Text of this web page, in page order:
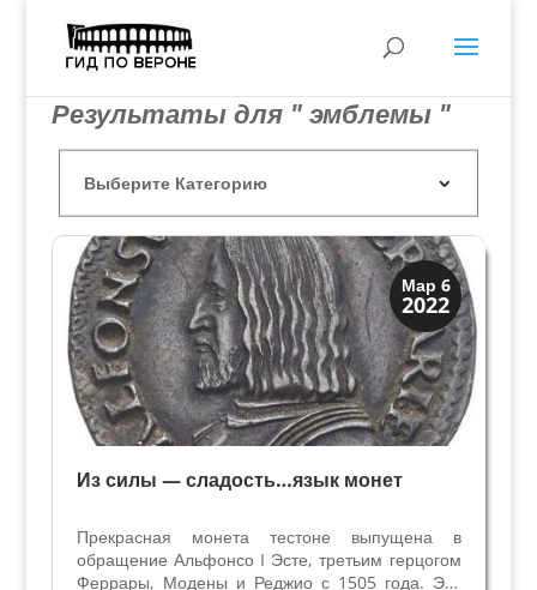
Результаты для " эмблемы "
Мар 6
2022
История
Клады и медали
Из силы — сладость…язык монет
Прекрасная монета тестоне выпущена в
обращение Альфонсо I Эсте, третьим герцогом
Феррары, Модены и Реджио с 1505 года. Это